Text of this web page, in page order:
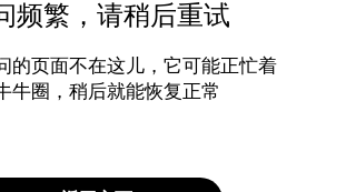
频繁，请稍后重试
的页面不在这儿，它可能正忙着
牛圈，稍后就能恢复正常